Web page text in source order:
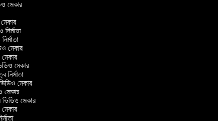
মেকার
মেকার
নির্মাতা
মেকার
মেকার
মেকার
নির্মাতা
ভিডিও মেকার
মেকার
ভিডিও মেকার
মেকার